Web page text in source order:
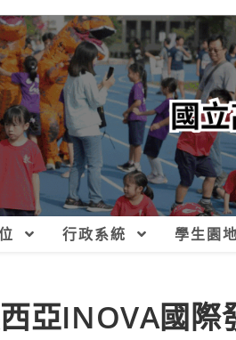
行政系統 學生園地
亞INOVA國際